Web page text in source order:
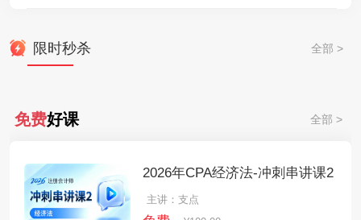
限时秒杀 全部 >
免费好课 全部 >
2026年CPA经济法-冲刺串讲课2
主讲：支点